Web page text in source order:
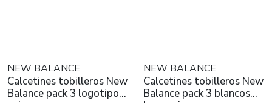
NEW BALANCE
Calcetines tobilleros New
Balance pack 3 logotipo
NEW BALANCE
Calcetines tobilleros New
Balance pack 3 blancos